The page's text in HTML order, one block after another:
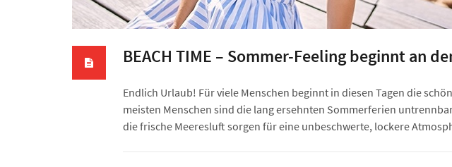
BEACH TIME – Sommer-Feeling beginnt an
Endlich Urlaub! Für viele Menschen beginnt in diesen Tagen die
meisten Menschen sind die lang ersehnten Sommerferien
die frische Meeresluft sorgen für eine unbeschwerte, lockere